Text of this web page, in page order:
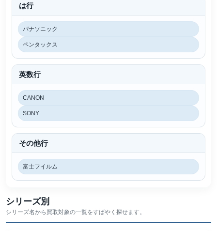
は行
パナソニック
ペンタックス
英数行
CANON
SONY
その他行
富士フイルム
シリーズ別
シリーズ名から買取対象の一覧をすばやく探せます。